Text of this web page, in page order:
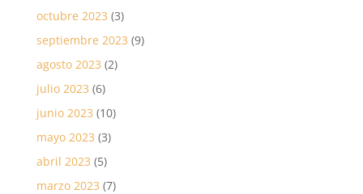
octubre 2023 (3)
septiembre 2023 (9)
agosto 2023 (2)
julio 2023 (6)
junio 2023 (10)
mayo 2023 (3)
abril 2023 (5)
marzo 2023 (7)